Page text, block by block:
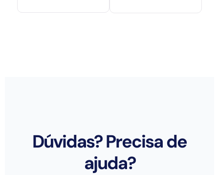
Dúvidas? Precisa de
ajuda?